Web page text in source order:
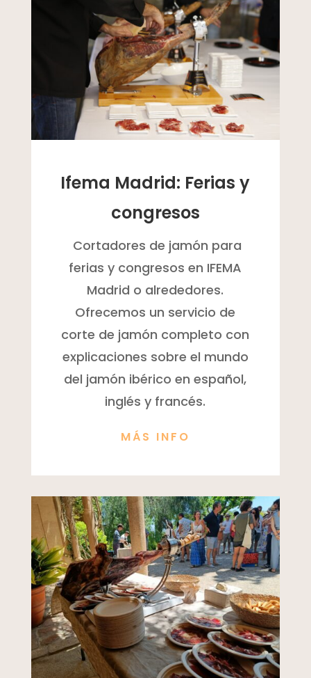
Ifema Madrid: Ferias y
congresos
Cortadores de jamón para
ferias y congresos en IFEMA
Madrid o alrededores.
Ofrecemos un servicio de
corte de jamón completo con
explicaciones sobre el mundo
del jamón ibérico en español,
inglés y francés.
MÁS INFO